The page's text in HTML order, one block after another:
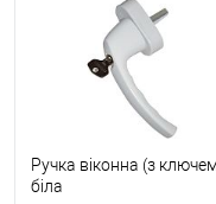
Ручка віконна (з
біла